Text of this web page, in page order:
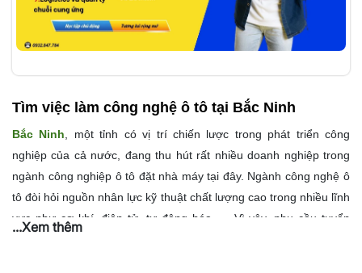
Tìm việc làm công nghệ ô tô tại Bắc Ninh
Bắc Ninh , một tỉnh có vị trí chiến lược trong phát triển công
nghiệp của cả nước, đang thu hút rất nhiều doanh nghiệp trong
ngành công nghiệp ô tô đặt nhà máy tại đây. Ngành công nghệ ô
tô đòi hỏi nguồn nhân lực kỹ thuật chất lượng cao trong nhiều lĩnh
vực như cơ khí, điện tử, tự động hóa, ... Vì vậy, nhu cầu tuyển
...Xem thêm